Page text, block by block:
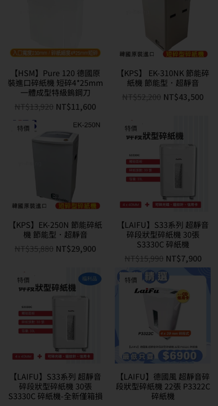
【HSM】Pure 120 德國原
裝進口碎紙機 短碎4*25mm
一體成型特級鎢鋼刀
NT$13,920 NT$11,600
【KPS】 EK-310NK 節能碎
紙機 節能型．超靜音
NT$52,200 NT$43,500
特價
【KPS】EK-250N 節能碎紙
機 節能型．超靜音
NT$35,880 NT$29,900
特價
【LAIFU】S33系列 超靜音
碎段狀型碎紙機 30張
S3330C 碎紙機
NT$15,990 NT$7,900
特價
【LAIFU】S33系列 超靜音
碎段狀型碎紙機 30張
S3330C 碎紙機-全新僅箱損
特價
【LAIFU】德國風 超靜音碎
段狀型碎紙機 22張 P3322C
碎紙機